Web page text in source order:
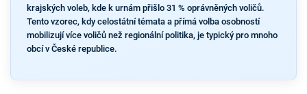
krajských voleb, kde k urnám přišlo 31 % oprávněných voličů.
Tento vzorec, kdy celostátní témata a přímá volba osobností
mobilizují více voličů než regionální politika, je typický pro mnoho
obcí v České republice.